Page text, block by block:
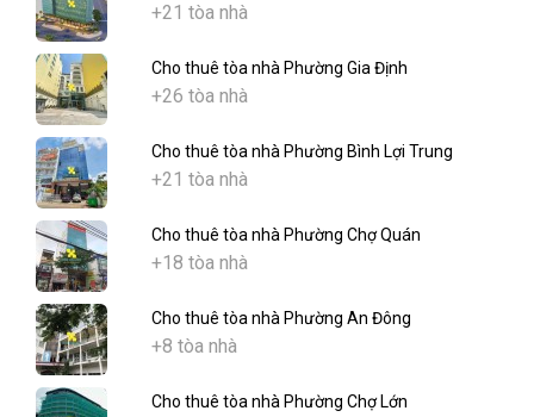
+21 tòa nhà
Cho thuê tòa nhà Phường Gia Định
+26 tòa nhà
Cho thuê tòa nhà Phường Bình Lợi Trung
+21 tòa nhà
Cho thuê tòa nhà Phường Chợ Quán
+18 tòa nhà
Cho thuê tòa nhà Phường An Đông
+8 tòa nhà
Cho thuê tòa nhà Phường Chợ Lớn